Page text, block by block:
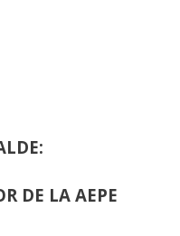
DE LA AEPE